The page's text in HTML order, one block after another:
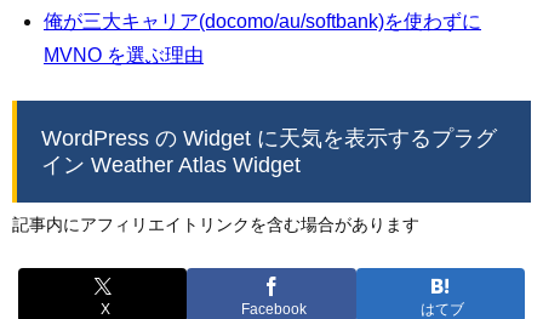
俺が三大キャリア(docomo/au/softbank)を使わずに
MVNO を選ぶ理由
WordPress の Widget に天気を表示するプラグ
イン Weather Atlas Widget
記事内にアフィリエイトリンクを含む場合があります
X Facebook はてブ